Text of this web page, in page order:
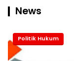
News
Politik Hukum